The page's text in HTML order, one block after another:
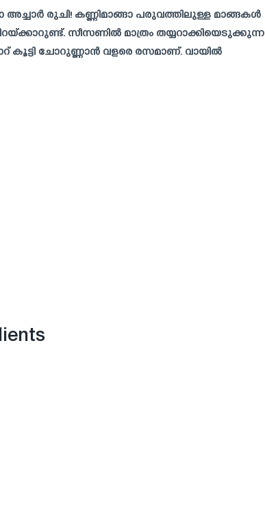
അച്ചാർ രുചി! കണ്ണിമാങ്ങാ പരുവത്തിലുള്ള മാങ്ങകൾ
സീസണിൽ മാത്രം തയ്യറാക്കിയെടുക്കുന്ന
കൂട്ടി ചോറുണ്ണാൻ വളരെ രസമാണ്. വായില്‍